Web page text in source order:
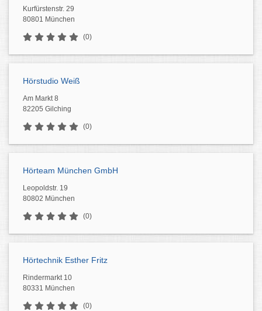
Kurfürstenstr. 29
80801 München
(0)
Hörstudio Weiß
Am Markt 8
82205 Gilching
(0)
Hörteam München GmbH
Leopoldstr. 19
80802 München
(0)
Hörtechnik Esther Fritz
Rindermarkt 10
80331 München
(0)